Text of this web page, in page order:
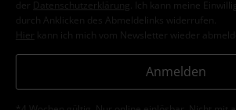
der
Datenschutzerklärung
. Ich kann meine
durch Anklicken des Abmeldelinks widerrufen.
Hier kann ich mich vom Newsletter wieder
Anmelden